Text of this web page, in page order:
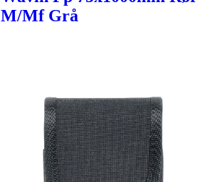
M/Mf Grå